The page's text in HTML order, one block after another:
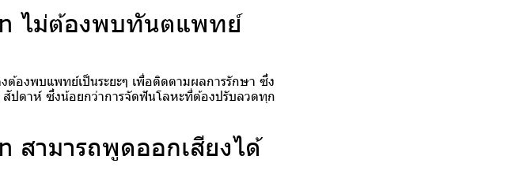
ไม่ต้องพบทันตแพทย์
องพบแพทย์เป็นระยะๆ เพื่อติดตามผลการรักษา ซึ่ง
ปดาห์ ซึ่งน้อยกว่าการจัดฟันโลหะที่ต้องปรับลวดทุก
สามารถพูดออกเสียงได้